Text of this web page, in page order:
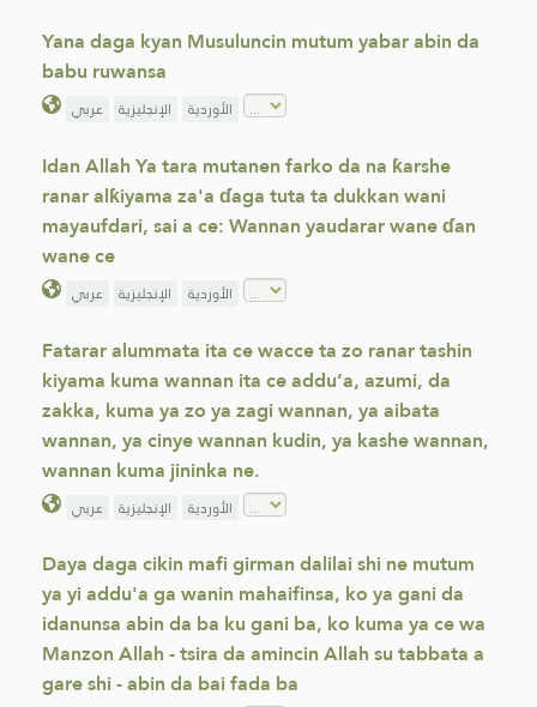
Yana daga kyan Musuluncin mutum yabar abin da
babu ruwansa
عربي الإنجليزية الأوردية
Idan Allah Ya tara mutanen farko da na ƙarshe
ranar alƙiyama za'a ɗaga tuta ta dukkan wani
mayaufdari, sai a ce: Wannan yaudarar wane ɗan
wane ce
عربي الإنجليزية الأوردية
Fatarar alummata ita ce wacce ta zo ranar tashin
kiyama kuma wannan ita ce addu’a, azumi, da
zakka, kuma ya zo ya zagi wannan, ya aibata
wannan, ya cinye wannan kudin, ya kashe wannan,
wannan kuma jininka ne.
عربي الإنجليزية الأوردية
Daya daga cikin mafi girman dalilai shi ne mutum
ya yi addu'a ga wanin mahaifinsa, ko ya gani da
idanunsa abin da ba ku gani ba, ko kuma ya ce wa
Manzon Allah - tsira da amincin Allah su tabbata a
gare shi - abin da bai fada ba